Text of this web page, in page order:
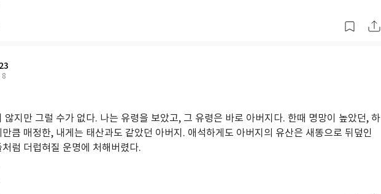
8
않지만 그럴 수가 없다. 나는 유령을 보았고, 그 유령은 바로 아버지다. 한때 명망이 높았던, 하
큼 매정한, 내게는 태산과도 같았던 아버지. 애석하게도 아버지의 유산은 새똥으로 뒤덮인
럼 더럽혀질 운명에 처해버렸다.